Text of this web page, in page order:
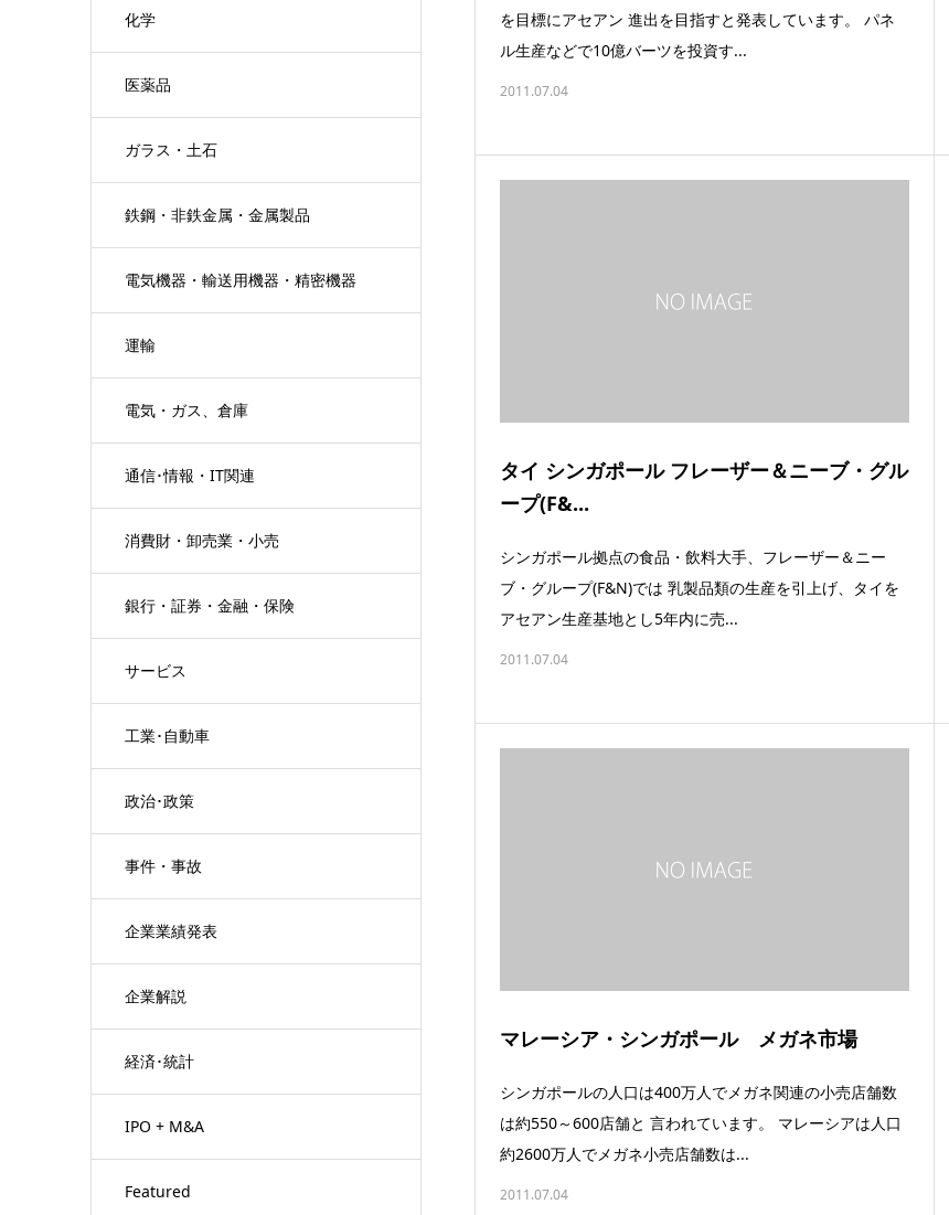
化学
医薬品
ガラス・土石
鉄鋼・非鉄金属・金属製品
電気機器・輸送用機器・精密機器
運輸
電気・ガス、倉庫
通信･情報・IT関連
消費財・卸売業・小売
銀行・証券・金融・保険
サービス
工業･自動車
政治･政策
事件・事故
企業業績発表
企業解説
経済･統計
IPO + M&A
Featured
を目標にアセアン 進出を目指すと発表しています。 パネ
ル生産などで10億バーツを投資す...
2011.07.04
タイ シンガポール フレーザー＆ニーブ・グル
ープ(F&...
シンガポール拠点の食品・飲料大手、フレーザー＆ニー
ブ・グループ(F&N)では 乳製品類の生産を引上げ、タイを
アセアン生産基地とし5年内に売...
2011.07.04
マレーシア・シンガポール メガネ市場
シンガポールの人口は400万人でメガネ関連の小売店舗数
は約550～600店舗と 言われています。 マレーシアは人口
約2600万人でメガネ小売店舗数は...
2011.07.04